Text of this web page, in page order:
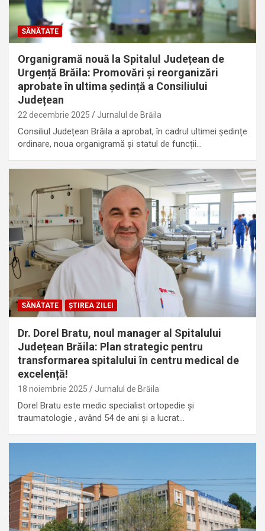
SĂNĂTATE
Organigramă nouă la Spitalul Județean de
Urgență Brăila: Promovări și reorganizări
aprobate în ultima ședință a Consiliului
Județean
22 decembrie 2025 Jurnalul de Brăila
Consiliul Județean Brăila a aprobat, în cadrul ultimei ședințe
ordinare, noua organigramă și statul de funcții…
SĂNĂTATE ȘTIREA ZILEI
Dr. Dorel Bratu, noul manager al Spitalului
Județean Brăila: Plan strategic pentru
transformarea spitalului în centru medical de
excelență!
18 noiembrie 2025 Jurnalul de Brăila
Dorel Bratu este medic specialist ortopedie și
traumatologie , având 54 de ani și a lucrat…